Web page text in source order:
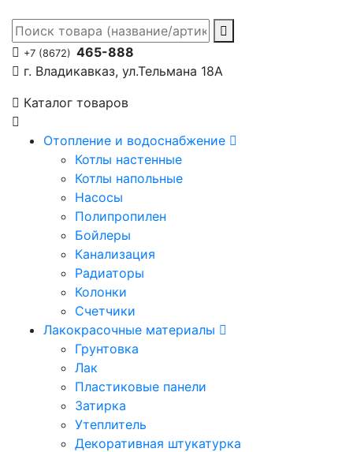
+7 (8672) 465-888
г. Владикавказ, ул.Тельмана 18А
Каталог товаров
Отопление и водоснабжение
Котлы настенные
Котлы напольные
Насосы
Полипропилен
Бойлеры
Канализация
Радиаторы
Колонки
Счетчики
Лакокрасочные материалы
Грунтовка
Лак
Пластиковые панели
Затирка
Утеплитель
Декоративная штукатурка